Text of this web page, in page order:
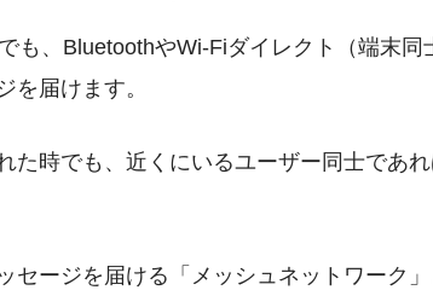
も、BluetoothやWi-Fiダイレクト（端末同
を届けます。
た時でも、近くにいるユーザー同士であ
セージを届ける「メッシュネットワーク」